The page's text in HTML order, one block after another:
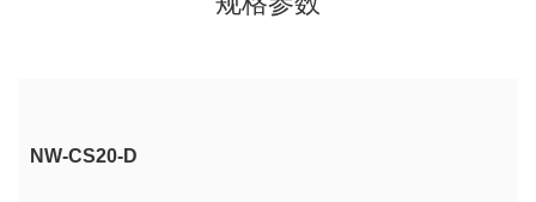
NW-CS20-D